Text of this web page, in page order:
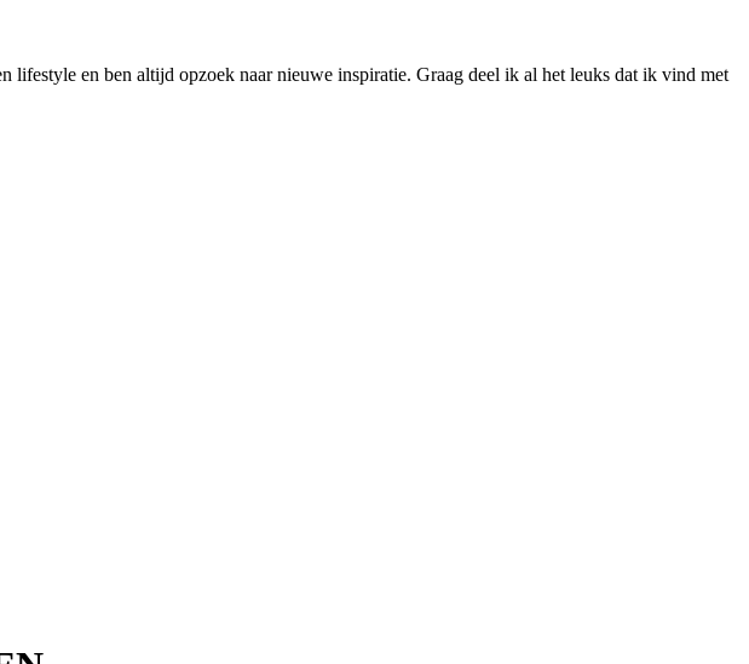
en ben altijd opzoek naar nieuwe inspiratie. Graag deel ik al het leuks dat ik vind met